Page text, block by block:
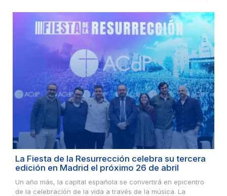
La Fiesta de la Resurrección celebra su tercera
edición en Madrid el próximo 26 de abril
Un año más, la capital española se convertirá en epicentro
de la celebración de la vida a través de la música. La